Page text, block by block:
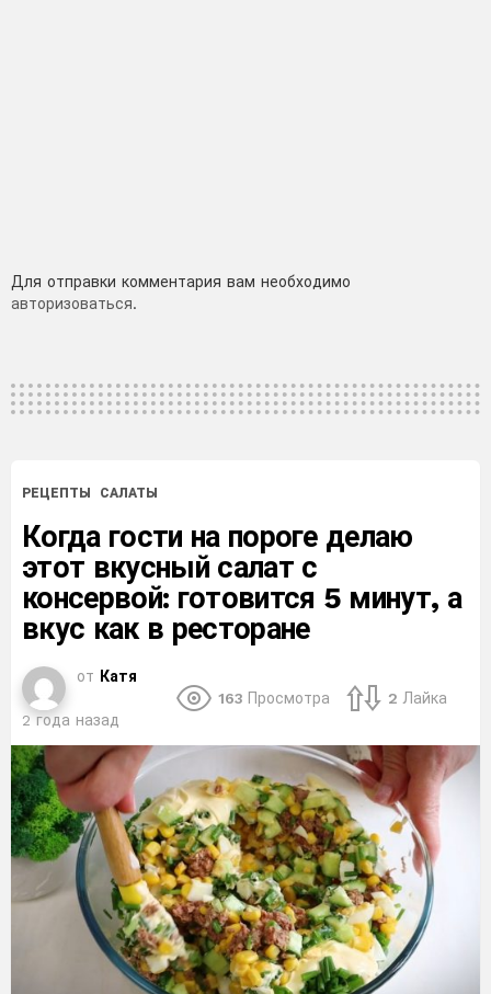
Добавить
комментарий
Для отправки комментария вам необходимо
авторизоваться.
РЕЦЕПТЫ САЛАТЫ
Когда гости на пороге делаю
этот вкусный салат с
консервой: готовится 5 минут, а
вкус как в ресторане
от Катя
2 года назад
163 Просмотра 2 Лайка